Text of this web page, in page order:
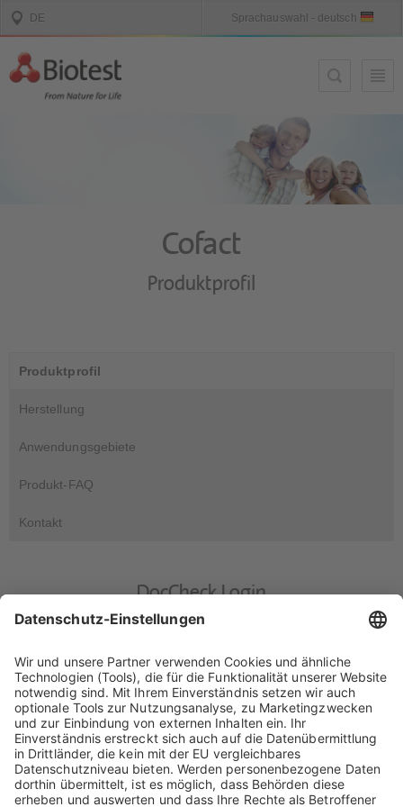
Cofact
Produktprofil
Produktprofil
Herstellung
Anwendungsgebiete
Produkt-FAQ
Kontakt
DocCheck Login
DocCheck
Diese Seite enthält Informationen für medizinische Fachkreise.
Bitte geben Sie Ihr DocCheck-Passwort ein..
Über die Verarbeitung Ihrer personenbezogenen Daten informiert